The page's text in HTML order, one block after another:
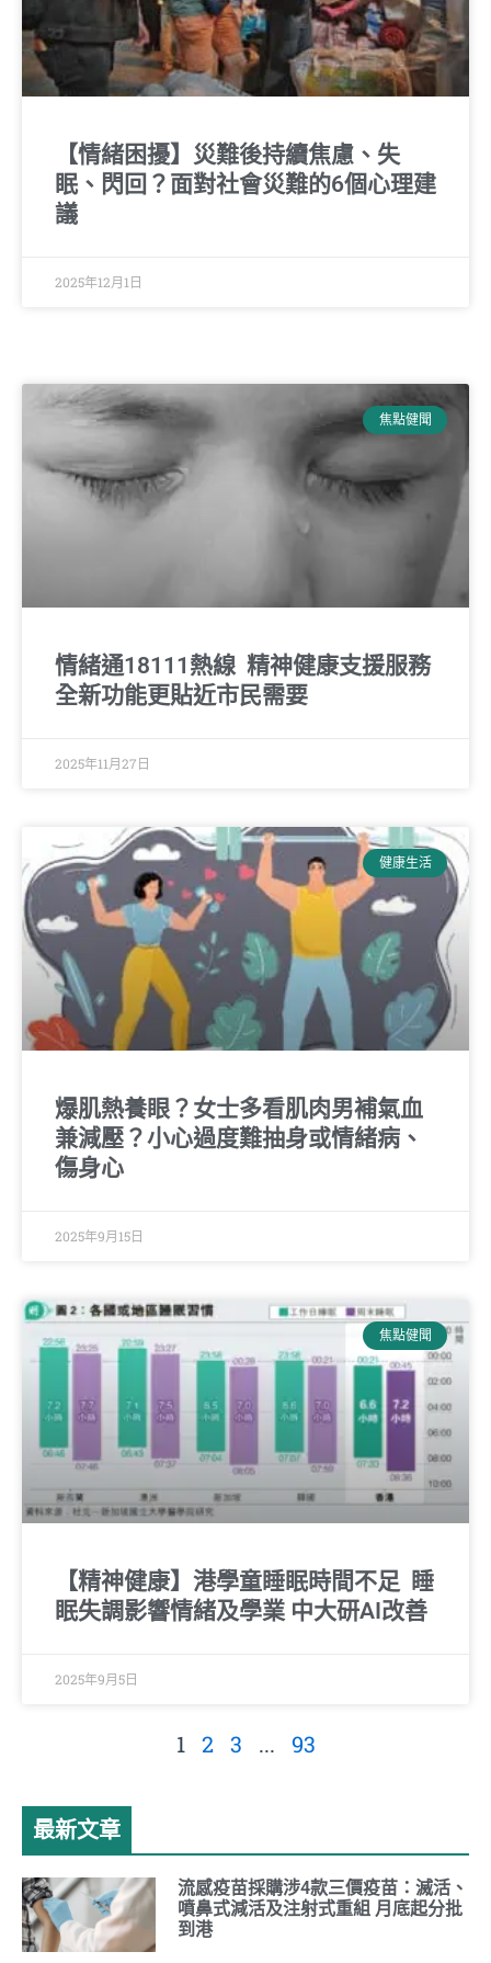
【情緒困擾】災難後持續焦慮、失
眠、閃回？面對社會災難的6個心理建
議
2025年12月1日
焦點健聞
情緒通18111熱線 精神健康支援服務
全新功能更貼近市民需要
2025年11月27日
健康生活
爆肌熱養眼？女士多看肌肉男補氣血
兼減壓？小心過度難抽身或情緒病、
傷身心
2025年9月15日
焦點健聞
【精神健康】港學童睡眠時間不足 睡
眠失調影響情緒及學業 中大研AI改善
2025年9月5日
1 2 3 ... 93
最新文章
流感疫苗採購涉4款三價疫苗：滅活、
噴鼻式減活及注射式重組 月底起分批
到港